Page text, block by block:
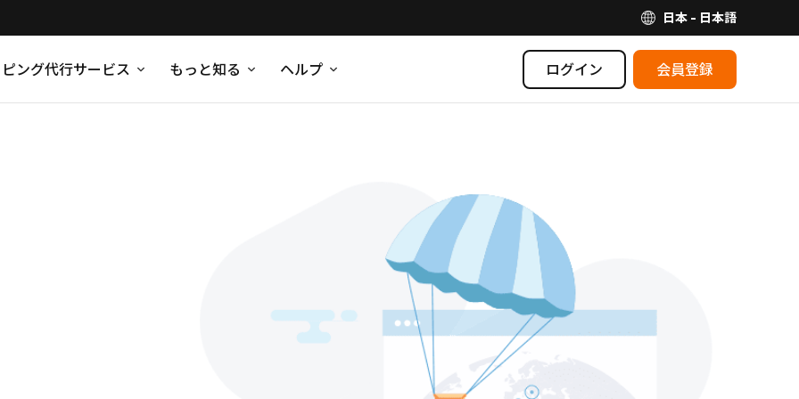
日本 - 日本語
ング代行サービス もっと知る ヘルプ ログイン 会員登録